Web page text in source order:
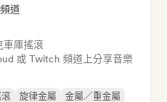
道
車庫搖滾
或 Twitch 頻道上分享音樂
旋律金屬
金屬／重金屬